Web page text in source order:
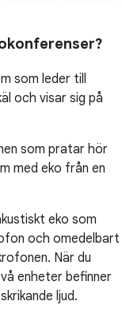
som leder till
och visar sig på
som pratar hör
med eko från en
eko som
och omedelbart
När du
enheter befinner
ljud.